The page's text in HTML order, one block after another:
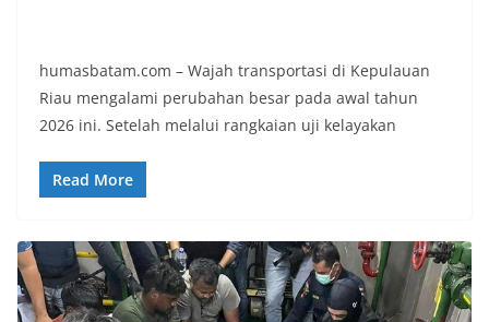
humasbatam.com – Wajah transportasi di Kepulauan
Riau mengalami perubahan besar pada awal tahun
2026 ini. Setelah melalui rangkaian uji kelayakan
Read More